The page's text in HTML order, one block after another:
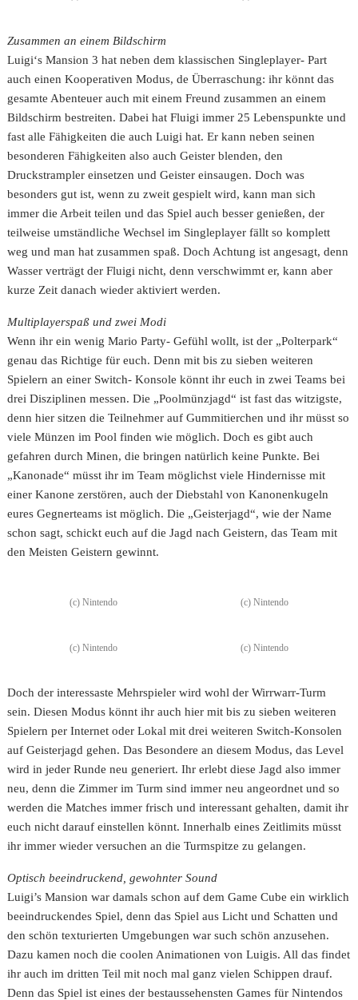
Zusammen an einem Bildschirm
Luigi‘s Mansion 3 hat neben dem klassischen Singleplayer- Part
auch einen Kooperativen Modus, de Überraschung: ihr könnt das
gesamte Abenteuer auch mit einem Freund zusammen an einem
Bildschirm bestreiten. Dabei hat Fluigi immer 25 Lebenspunkte und
fast alle Fähigkeiten die auch Luigi hat. Er kann neben seinen
besonderen Fähigkeiten also auch Geister blenden, den
Druckstrampler einsetzen und Geister einsaugen. Doch was
besonders gut ist, wenn zu zweit gespielt wird, kann man sich
immer die Arbeit teilen und das Spiel auch besser genießen, der
teilweise umständliche Wechsel im Singleplayer fällt so komplett
weg und man hat zusammen spaß. Doch Achtung ist angesagt, denn
Wasser verträgt der Fluigi nicht, denn verschwimmt er, kann aber
kurze Zeit danach wieder aktiviert werden.
Multiplayerspaß und zwei Modi
Wenn ihr ein wenig Mario Party- Gefühl wollt, ist der „Polterpark“
genau das Richtige für euch. Denn mit bis zu sieben weiteren
Spielern an einer Switch- Konsole könnt ihr euch in zwei Teams bei
drei Disziplinen messen. Die „Poolmünzjagd“ ist fast das witzigste,
denn hier sitzen die Teilnehmer auf Gummitierchen und ihr müsst so
viele Münzen im Pool finden wie möglich. Doch es gibt auch
gefahren durch Minen, die bringen natürlich keine Punkte. Bei
„Kanonade“ müsst ihr im Team möglichst viele Hindernisse mit
einer Kanone zerstören, auch der Diebstahl von Kanonenkugeln
eures Gegnerteams ist möglich. Die „Geisterjagd“, wie der Name
schon sagt, schickt euch auf die Jagd nach Geistern, das Team mit
den Meisten Geistern gewinnt.
(c) Nintendo (c) Nintendo
(c) Nintendo (c) Nintendo
Doch der interessaste Mehrspieler wird wohl der Wirrwarr-Turm
sein. Diesen Modus könnt ihr auch hier mit bis zu sieben weiteren
Spielern per Internet oder Lokal mit drei weiteren Switch-Konsolen
auf Geisterjagd gehen. Das Besondere an diesem Modus, das Level
wird in jeder Runde neu generiert. Ihr erlebt diese Jagd also immer
neu, denn die Zimmer im Turm sind immer neu angeordnet und so
werden die Matches immer frisch und interessant gehalten, damit ihr
euch nicht darauf einstellen könnt. Innerhalb eines Zeitlimits müsst
ihr immer wieder versuchen an die Turmspitze zu gelangen.
Optisch beeindruckend, gewohnter Sound
Luigi’s Mansion war damals schon auf dem Game Cube ein wirklich
beeindruckendes Spiel, denn das Spiel aus Licht und Schatten und
den schön texturierten Umgebungen war such schön anzusehen.
Dazu kamen noch die coolen Animationen von Luigis. All das findet
ihr auch im dritten Teil mit noch mal ganz vielen Schippen drauf.
Denn das Spiel ist eines der bestaussehensten Games für Nintendos